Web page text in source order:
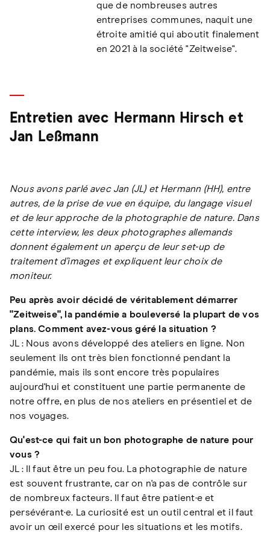
que de nombreuses autres
entreprises communes, naquit une
étroite amitié qui aboutit finalement
en 2021 à la société "Zeitweise".
Entretien avec Hermann Hirsch et
Jan Leßmann
Nous avons parlé avec Jan (JL) et Hermann (HH), entre
autres, de la prise de vue en équipe, du langage visuel
et de leur approche de la photographie de nature. Dans
cette interview, les deux photographes allemands
donnent également un aperçu de leur set-up de
traitement d'images et expliquent leur choix de
moniteur.
Peu après avoir décidé de véritablement démarrer
"Zeitweise", la pandémie a bouleversé la plupart de vos
plans. Comment avez-vous géré la situation ?
JL : Nous avons développé des ateliers en ligne. Non
seulement ils ont très bien fonctionné pendant la
pandémie, mais ils sont encore très populaires
aujourd'hui et constituent une partie permanente de
notre offre, en plus de nos ateliers en présentiel et de
nos voyages.
Qu'est-ce qui fait un bon photographe de nature pour
vous ?
JL : Il faut être un peu fou. La photographie de nature
est souvent frustrante, car on n'a pas de contrôle sur
de nombreux facteurs. Il faut être patient·e et
persévérant·e. La curiosité est un outil central et il faut
avoir un œil exercé pour les situations et les motifs.